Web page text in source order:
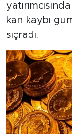
kan kaybı
sıçradı.